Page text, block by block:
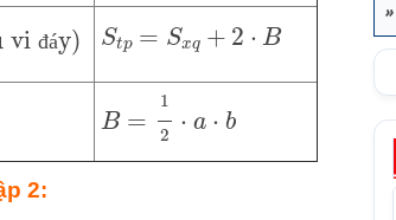
đá
đáy)⋅ Stp =Sxq +2 ⋅B
B= 2⋅
2:
»